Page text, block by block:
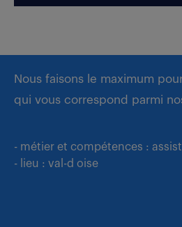
Nous faisons le maximum
qui vous correspond parmi
- métier et compétences :
- lieu : val-d oise